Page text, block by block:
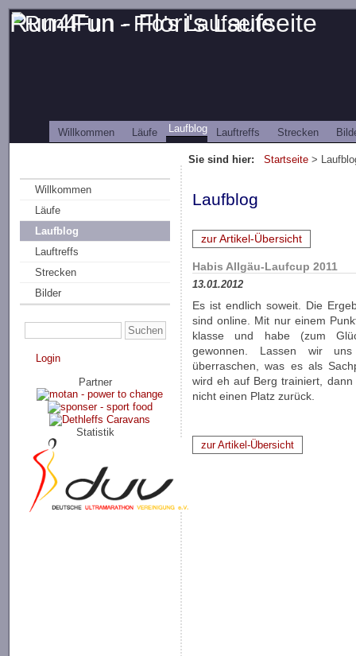
Run4Fun - Flori's Laufseite
Willkommen Läufe Laufblog Lauftreffs Strecken
Sie sind hier:Startseite >
Willkommen
Läufe
Laufblog
Lauftreffs
Strecken
Bilder
Login
Partner
Statistik
Laufblog
zur Artikel-Übersicht
Habis Allgäu-Laufcup 2011
13.01.2012
Es ist endlich soweit. Die
sind online. Mit nur einem
klasse und habe (zum
gewonnen. Lassen wir
überraschen, was es als
wird eh auf Berg trainiert,
nicht einen Platz zurück.
zur Artikel-Übersicht